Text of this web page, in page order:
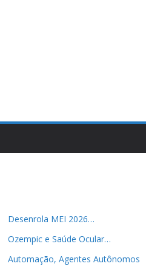
Desenrola MEI 2026…
Ozempic e Saúde Ocular…
Automação, Agentes Autônomos